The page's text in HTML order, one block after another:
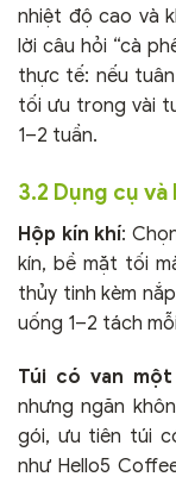
nhiệt độ cao và
lời câu hỏi “cà
thực tế: nếu
tối ưu trong vài
1–2 tuần.
3.2 Dụng cụ
Hộp kín khí:
kín, bề mặt tối
thủy tinh kèm
uống 1–2 tách
Túi có van
nhưng ngăn
gói, ưu tiên túi
như Hello5